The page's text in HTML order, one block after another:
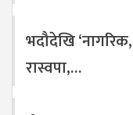
भदौदेखि
रास्वपा,…